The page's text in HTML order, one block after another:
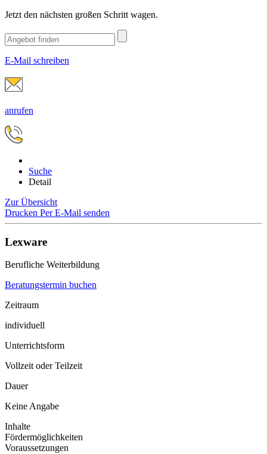
Jetzt den nächsten großen Schritt wagen.
E-Mail schreiben
anrufen
Suche
Detail
Zur Übersicht
Drucken Per E-Mail senden
Lexware
Berufliche Weiterbildung
Beratungstermin buchen
Zeitraum
individuell
Unterrichtsform
Vollzeit oder Teilzeit
Dauer
Keine Angabe
Inhalte
Fördermöglichkeiten
Voraussetzungen